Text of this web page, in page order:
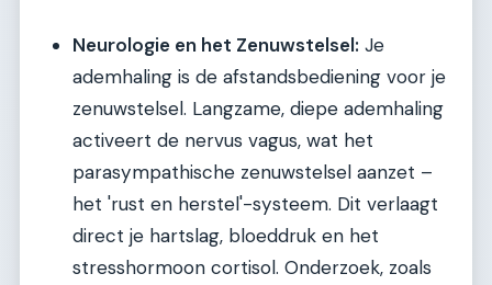
Neurologie en het Zenuwstelsel: Je
ademhaling is de afstandsbediening voor je
zenuwstelsel. Langzame, diepe ademhaling
activeert de nervus vagus, wat het
parasympathische zenuwstelsel aanzet –
het 'rust en herstel'-systeem. Dit verlaagt
direct je hartslag, bloeddruk en het
stresshormoon cortisol. Onderzoek, zoals